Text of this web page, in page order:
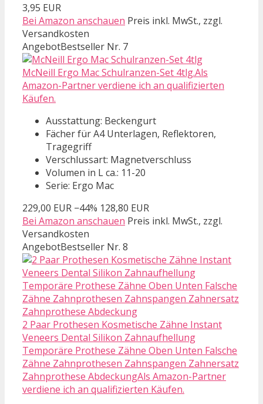
3,95 EUR
Bei Amazon anschauen Preis inkl. MwSt., zzgl.
Versandkosten
AngebotBestseller Nr. 7
McNeill Ergo Mac Schulranzen-Set 4tlg.Als
Amazon-Partner verdiene ich an qualifizierten
Käufen.
Ausstattung: Beckengurt
Fächer für A4 Unterlagen, Reflektoren,
Tragegriff
Verschlussart: Magnetverschluss
Volumen in L ca.: 11-20
Serie: Ergo Mac
229,00 EUR −44% 128,80 EUR
Bei Amazon anschauen Preis inkl. MwSt., zzgl.
Versandkosten
AngebotBestseller Nr. 8
2 Paar Prothesen Kosmetische Zähne Instant
Veneers Dental Silikon Zahnaufhellung
Temporäre Prothese Zähne Oben Unten Falsche
Zähne Zahnprothesen Zahnspangen Zahnersatz
Zahnprothese AbdeckungAls Amazon-Partner
verdiene ich an qualifizierten Käufen.